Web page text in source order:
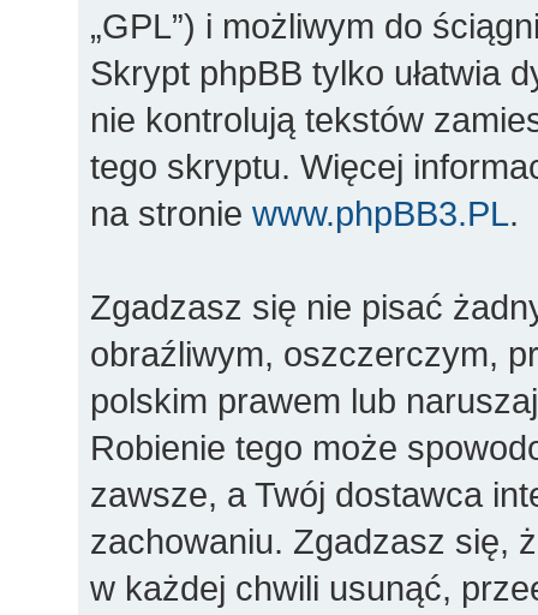
„GPL”) i możliwym do
Skrypt phpBB tylko ułatwia
nie kontrolują tekstów
tego skryptu. Więcej
na stronie www.phpBB3.PL.
Zgadzasz się nie pisać
obraźliwym, oszczerczym,
polskim prawem lub
Robienie tego może
zawsze, a Twój dostawca
zachowaniu. Zgadzasz się,
w każdej chwili usunąć,